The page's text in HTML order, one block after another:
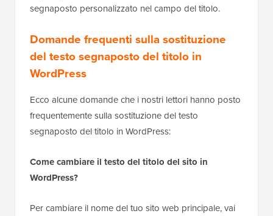
segnaposto personalizzato nel campo del titolo.
Domande frequenti sulla sostituzione
del testo segnaposto del titolo in
WordPress
Ecco alcune domande che i nostri lettori hanno posto
frequentemente sulla sostituzione del testo
segnaposto del titolo in WordPress:
Come cambiare il testo del titolo del sito in
WordPress?
Per cambiare il nome del tuo sito web principale, vai